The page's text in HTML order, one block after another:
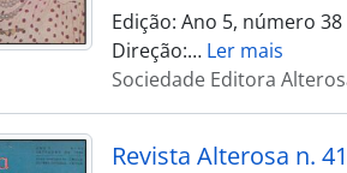
Edição: Ano 5, número 38
Direção:… Ler mais
Sociedade Editora
Revista Alterosa n. 41